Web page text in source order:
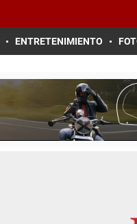
ENTRETENIMIENTO